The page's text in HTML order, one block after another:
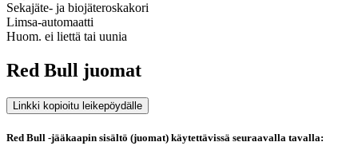
Sekajäte- ja biojäteroskakori
Limsa-automaatti
Huom. ei liettä tai uunia
Red Bull juomat
Linkki kopioitu leikepöydälle
Red Bull -jääkaapin sisältö (juomat) käytettävissä seuraavalla tavalla: